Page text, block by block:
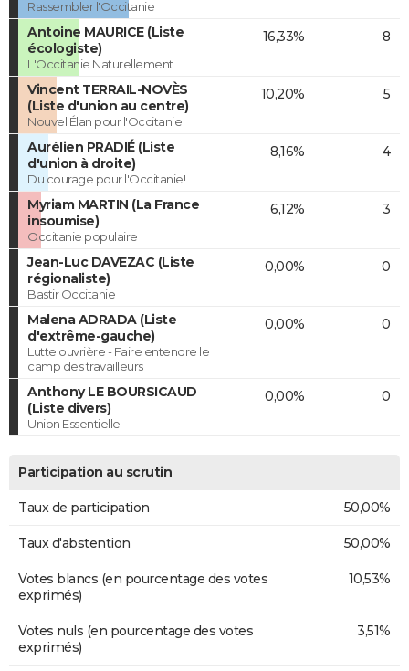
Rassembler l'Occitanie
Antoine MAURICE (Liste
écologiste)
L'Occitanie Naturellement
16,33% 8
Vincent TERRAIL-NOVÈS
(Liste d'union au centre)
Nouvel Élan pour l'Occitanie
10,20% 5
Aurélien PRADIÉ (Liste
d'union à droite)
Du courage pour l'Occitanie!
8,16% 4
Myriam MARTIN (La France
insoumise)
Occitanie populaire
6,12% 3
Jean-Luc DAVEZAC (Liste
régionaliste)
Bastir Occitanie
0,00% 0
Malena ADRADA (Liste
d'extrême-gauche)
Lutte ouvrière - Faire entendre le
camp des travailleurs
0,00% 0
Anthony LE BOURSICAUD
(Liste divers)
Union Essentielle
0,00% 0
Participation au scrutin
Taux de participation 50,00%
Taux d'abstention 50,00%
Votes blancs (en pourcentage des votes
exprimés)
10,53%
Votes nuls (en pourcentage des votes
exprimés)
3,51%